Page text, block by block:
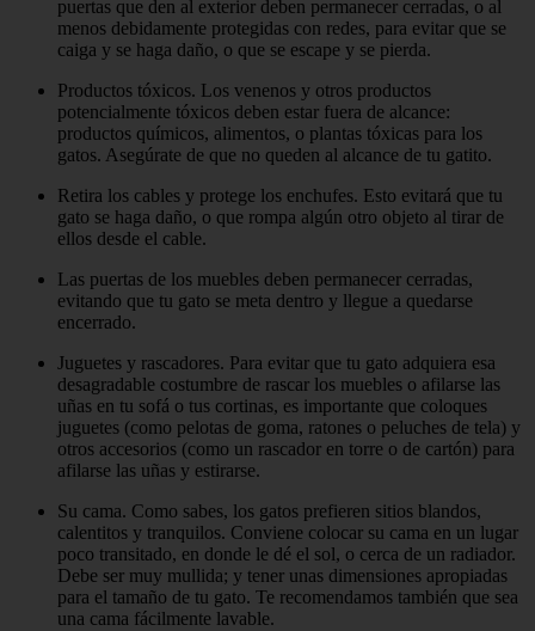
puertas que den al exterior deben permanecer cerradas, o al
menos debidamente protegidas con redes, para evitar que se
caiga y se haga daño, o que se escape y se pierda.
Productos tóxicos. Los venenos y otros productos
potencialmente tóxicos deben estar fuera de alcance:
productos químicos, alimentos, o plantas tóxicas para los
gatos. Asegúrate de que no queden al alcance de tu gatito.
Retira los cables y protege los enchufes. Esto evitará que tu
gato se haga daño, o que rompa algún otro objeto al tirar de
ellos desde el cable.
Las puertas de los muebles deben permanecer cerradas,
evitando que tu gato se meta dentro y llegue a quedarse
encerrado.
Juguetes y rascadores. Para evitar que tu gato adquiera esa
desagradable costumbre de rascar los muebles o afilarse las
uñas en tu sofá o tus cortinas, es importante que coloques
juguetes (como pelotas de goma, ratones o peluches de tela) y
otros accesorios (como un rascador en torre o de cartón) para
afilarse las uñas y estirarse.
Su cama. Como sabes, los gatos prefieren sitios blandos,
calentitos y tranquilos. Conviene colocar su cama en un lugar
poco transitado, en donde le dé el sol, o cerca de un radiador.
Debe ser muy mullida; y tener unas dimensiones apropiadas
para el tamaño de tu gato. Te recomendamos también que sea
una cama fácilmente lavable.